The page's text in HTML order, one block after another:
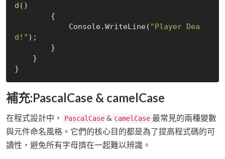
d ( )
            Console.WriteLine(
"Player Dea
d!" );
補充:PascalCase & camelCase
在程式設計中， PascalCase & camelCase 最常見的兩種變數
與元件命名風格。它們的核心目的都是為了提高程式碼的可
讀性，避免所有字母擠在一起難以辨識。